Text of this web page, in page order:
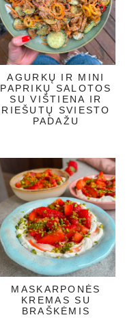
AGURKŲ IR MINI
PAPRIKŲ SALOTOS
SU VIŠTIENA IR
RIEŠUTŲ SVIESTO
PADAŽU
MASKARPONĖS
KREMAS SU
BRAŠKĖMIS